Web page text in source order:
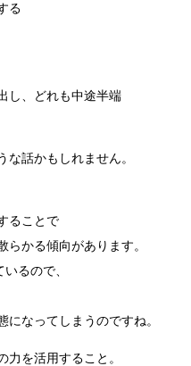
る
し、どれも中途半端
な話かもしれません。
ることで
かる傾向があります。
るので、
になってしまうのですね。
力を活用すること。